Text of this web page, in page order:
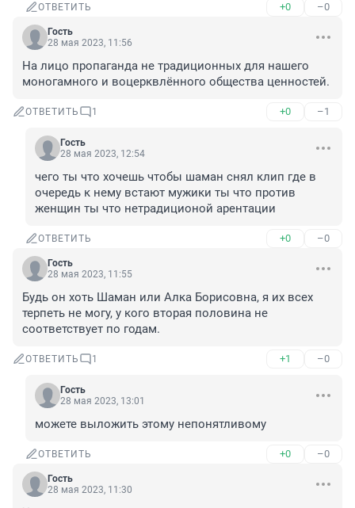
ОТВЕТИТЬ +0 –0
Гость
28 мая 2023, 11:56
На лицо пропаганда не традиционных для нашего
моногамного и воцерквлённого общества ценностей.
ОТВЕТИТЬ 1 +0 –1
Гость
28 мая 2023, 12:54
чего ты что хочешь чтобы шаман снял клип где в
очередь к нему встают мужики ты что против
женщин ты что нетрадиционой арентации
ОТВЕТИТЬ +0 –0
Гость
28 мая 2023, 11:55
Будь он хоть Шаман или Алка Борисовна, я их всех
терпеть не могу, у кого вторая половина не
соответствует по годам.
ОТВЕТИТЬ 1 +1 –0
Гость
28 мая 2023, 13:01
можете выложить этому непонятливому
ОТВЕТИТЬ +0 –0
Гость
28 мая 2023, 11:30